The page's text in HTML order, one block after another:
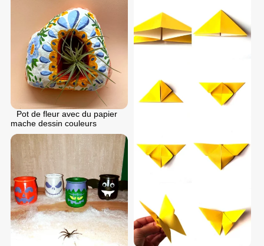
Pot de fleur avec du papier
mache dessin couleurs